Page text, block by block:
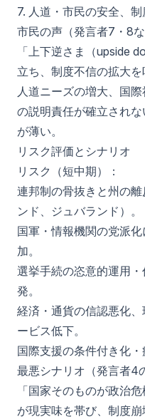
7. 人道・市民の安全、
市民の声（発言者7・8な
「上下逆さま（upside
立ち、制度不信の拡大を
人道ニーズの増大、国
の説明責任が確立され
が薄い。
リスク評価とシナリオ
リスク（短中期）：
連邦制の骨抜きと州の
ンド、ジュバランド）。
国軍・情報機関の党派
加。
選挙手続の恣意的運用
発。
経済・通貨の信認悪化
ービス低下。
国際支援の条件付き化・
最悪シナリオ（発言者4
「国家そのものが政治
が現実味を帯び、制度崩